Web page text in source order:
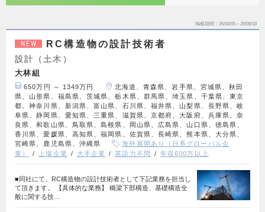
掲載期間 26/08/05～26/08/18
NEW RC構造物の設計技術者
設計（土木）
大林組
650万円 ～ 1349万円
北海道、青森県、岩手県、宮城県、秋田
県、山形県、福島県、茨城県、栃木県、群馬県、埼玉県、千葉県、東京
都、神奈川県、新潟県、富山県、石川県、福井県、山梨県、長野県、岐
阜県、静岡県、愛知県、三重県、滋賀県、京都府、大阪府、兵庫県、奈
良県、和歌山県、鳥取県、島根県、岡山県、広島県、山口県、徳島県、
香川県、愛媛県、高知県、福岡県、佐賀県、長崎県、熊本県、大分県、
宮崎県、鹿児島県、沖縄県
海外展開あり（日系グローバル企
業）
上場企業 大手企業 英語力不問 年収600万以上
■同社にて、RC構造物の設計技術者として下記業務を担当し
て頂きます。 【具体的な業務】 橋梁下部構造、基礎構造全
般に関する技…